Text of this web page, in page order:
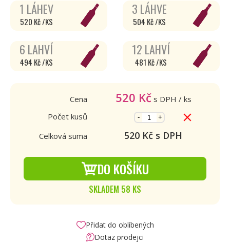
1 LÁHEV
520 Kč /KS
3 LÁHVE
504 Kč /KS
6 LAHVÍ
494 Kč /KS
12 LAHVÍ
481 Kč /KS
Cena 520 Kč s DPH / ks
Počet kusů
- +
Celková suma 520 Kč s DPH
DO KOŠÍKU
SKLADEM 58 KS
Přidat do oblíbených
Dotaz prodejci